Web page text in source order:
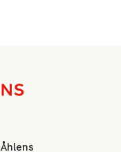
Åhlens